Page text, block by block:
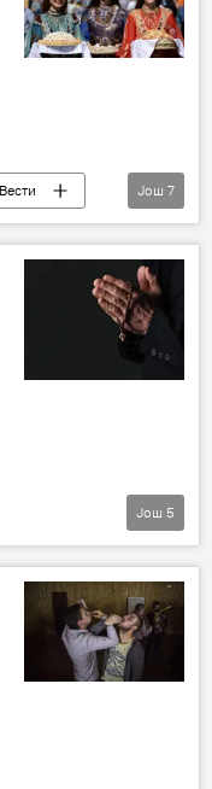
Вести
Још 7
Још 5